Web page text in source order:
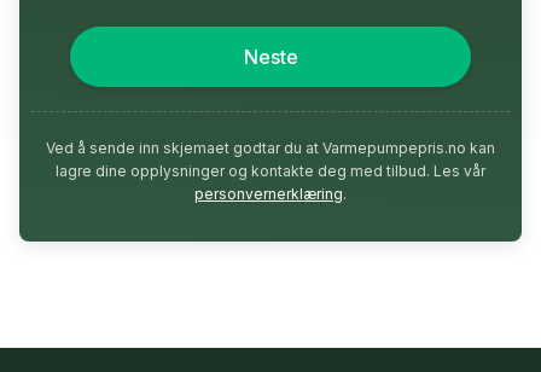
Neste
Ved å sende inn skjemaet godtar du at Varmepumpepris.no kan
lagre dine opplysninger og kontakte deg med tilbud. Les vår
personvernerklæring.